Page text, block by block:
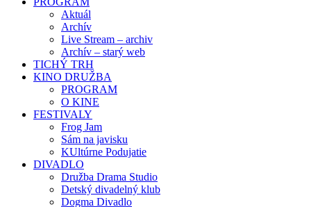
Aktuál
Archív
Live Stream – archiv
Archív – starý web
TICHÝ TRH
KINO DRUŽBA
PROGRAM
O KINE
FESTIVALY
Frog Jam
Sám na javisku
KUltúrne Podujatie
DIVADLO
Družba Drama Studio
Detský divadelný klub
Dogma Divadlo